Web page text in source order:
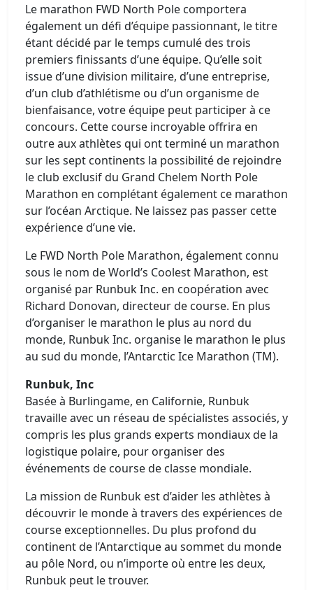
Le marathon FWD North Pole comportera
également un défi d’équipe passionnant, le titre
étant décidé par le temps cumulé des trois
premiers finissants d’une équipe. Qu’elle soit
issue d’une division militaire, d’une entreprise,
d’un club d’athlétisme ou d’un organisme de
bienfaisance, votre équipe peut participer à ce
concours. Cette course incroyable offrira en
outre aux athlètes qui ont terminé un marathon
sur les sept continents la possibilité de rejoindre
le club exclusif du Grand Chelem North Pole
Marathon en complétant également ce marathon
sur l’océan Arctique. Ne laissez pas passer cette
expérience d’une vie.
Le FWD North Pole Marathon, également connu
sous le nom de World’s Coolest Marathon, est
organisé par Runbuk Inc. en coopération avec
Richard Donovan, directeur de course. En plus
d’organiser le marathon le plus au nord du
monde, Runbuk Inc. organise le marathon le plus
au sud du monde, l’Antarctic Ice Marathon (TM).
Runbuk, Inc
Basée à Burlingame, en Californie, Runbuk
travaille avec un réseau de spécialistes associés, y
compris les plus grands experts mondiaux de la
logistique polaire, pour organiser des
événements de course de classe mondiale.
La mission de Runbuk est d’aider les athlètes à
découvrir le monde à travers des expériences de
course exceptionnelles. Du plus profond du
continent de l’Antarctique au sommet du monde
au pôle Nord, ou n’importe où entre les deux,
Runbuk peut le trouver.